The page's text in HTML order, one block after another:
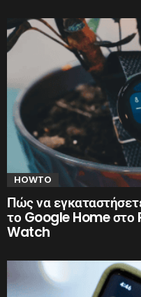
HOWTO
Πώς να
το Google Home
Watch